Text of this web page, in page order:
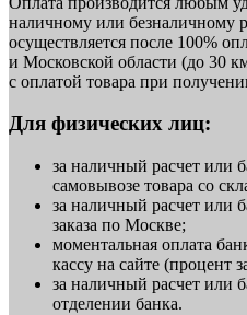
наличному или безналичному
осуществляется после 100%
и Московской области (до 30
с оплатой товара при
Для физических лиц:
за наличный расчет или
самовывозе товара со
за наличный расчет или
заказа по Москве;
моментальная оплата
кассу на сайте (процент
за наличный расчет или
отделении банка.